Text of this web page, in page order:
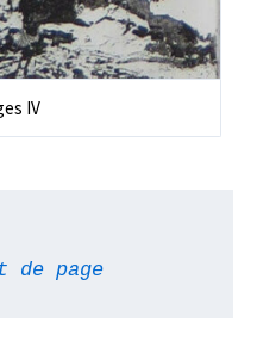
IV
de page